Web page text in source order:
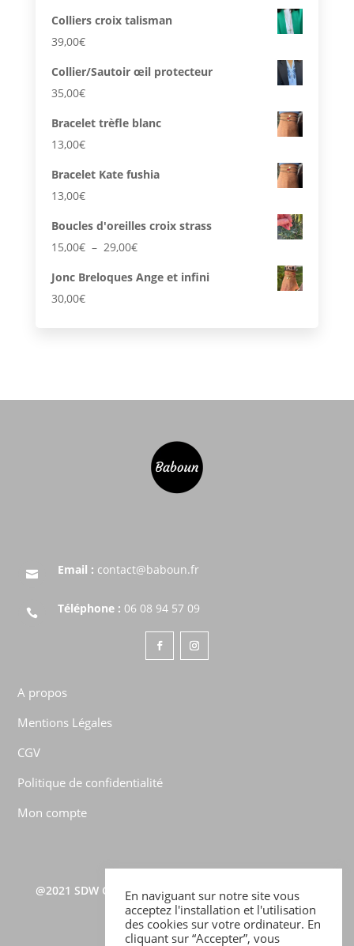
Colliers croix talisman
39,00€
Collier/Sautoir œil protecteur
35,00€
Bracelet trèfle blanc
13,00€
Bracelet Kate fushia
13,00€
Boucles d'oreilles croix strass
15,00€ – 29,00€Plage
prix :
Jonc Breloques Ange et infini
30,00€
 Email : contact@baboun.fr
 Téléphone : 06 08 94 57 09
A propos
Mentions Légales
CGV
Politique de confidentialité
Mon compte
@2021 SDW CONSULTING
TOUS DROITS RÉSERVÉS –
BABOUN COPYRIGHTS ©
En naviguant sur notre site vous
acceptez l'installation et l'utilisation
des cookies sur votre ordinateur. En
cliquant sur “Accepter”, vous